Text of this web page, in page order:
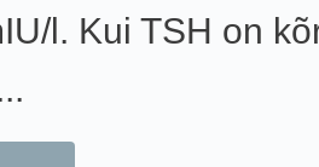
l. Kui TSH on